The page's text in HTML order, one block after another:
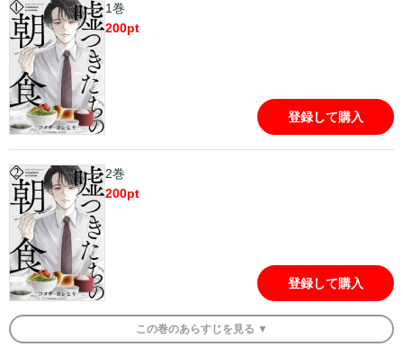
りアンソロジー『朝食、しましょうか。』に収録されています。重
複購入にお気をつけ下さい。
1巻
200pt
登録して購入
2巻
200pt
登録して購入
この巻のあらすじを 見る ▼